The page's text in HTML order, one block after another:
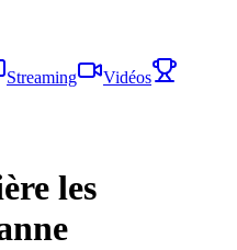
Streaming
Vidéos
les